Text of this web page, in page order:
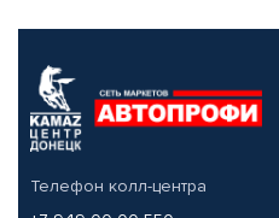
Телефон колл-центра